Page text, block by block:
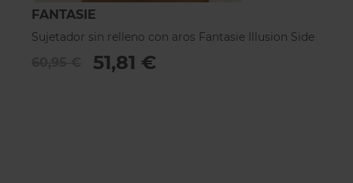
FANTASIE
Sujetador sin relleno con aros Fantasie Illusion Side
51,81 €